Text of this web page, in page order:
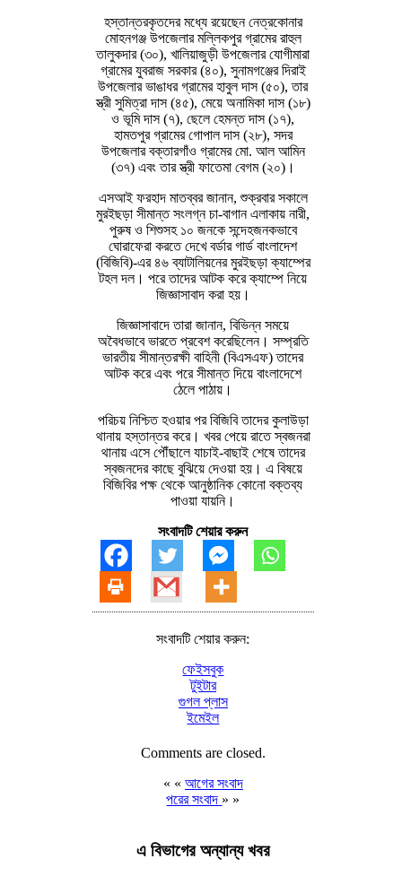
হস্তান্তরকৃতদের মধ্যে রয়েছেন নেত্রকোনার
মোহনগঞ্জ উপজেলার মল্লিকপুর গ্রামের রাহুল
তালুকদার (৩০), খালিয়াজুড়ী উপজেলার যোগীমারা
গ্রামের যুবরাজ সরকার (৪০), সুনামগঞ্জের দিরাই
উপজেলার ভাঙাধর গ্রামের হাবুল দাস (৫০), তার
স্ত্রী সুমিত্রা দাস (৪৫), মেয়ে অনামিকা দাস (১৮)
ও ভূমি দাস (৭), ছেলে হেমন্ত দাস (১৭),
হামতপুর গ্রামের গোপাল দাস (২৮), সদর
উপজেলার বক্তারগাঁও গ্রামের মো. আল আমিন
(৩৭) এবং তার স্ত্রী ফাতেমা বেগম (২০)।
এসআই ফরহাদ মাতব্বর জানান, শুক্রবার সকালে
মুরইছড়া সীমান্ত সংলগ্ন চা-বাগান এলাকায় নারী,
পুরুষ ও শিশুসহ ১০ জনকে সন্দেহজনকভাবে
ঘোরাফেরা করতে দেখে বর্ডার গার্ড বাংলাদেশ
(বিজিবি)-এর ৪৬ ব্যাটালিয়নের মুরইছড়া ক্যাম্পের
টহল দল। পরে তাদের আটক করে ক্যাম্পে নিয়ে
জিজ্ঞাসাবাদ করা হয়।
জিজ্ঞাসাবাদে তারা জানান, বিভিন্ন সময়ে
অবৈধভাবে ভারতে প্রবেশ করেছিলেন। সম্প্রতি
ভারতীয় সীমান্তরক্ষী বাহিনী (বিএসএফ) তাদের
আটক করে এবং পরে সীমান্ত দিয়ে বাংলাদেশে
ঠেলে পাঠায়।
পরিচয় নিশ্চিত হওয়ার পর বিজিবি তাদের কুলাউড়া
থানায় হস্তান্তর করে। খবর পেয়ে রাতে স্বজনরা
থানায় এসে পৌঁছালে যাচাই-বাছাই শেষে তাদের
স্বজনদের কাছে বুঝিয়ে দেওয়া হয়। এ বিষয়ে
বিজিবির পক্ষ থেকে আনুষ্ঠানিক কোনো বক্তব্য
পাওয়া যায়নি।
সংবাদটি শেয়ার করুন
সংবাদটি শেয়ার করুন:
ফেইসবুক
টুইটার
গুগল প্লাস
ইমেইল
Comments are closed.
« « আগের সংবাদ
পরের সংবাদ » »
এ বিভাগের অন্যান্য খবর